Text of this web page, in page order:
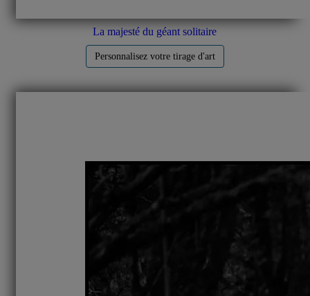
La majesté du géant solitaire
Personnalisez votre tirage d'art